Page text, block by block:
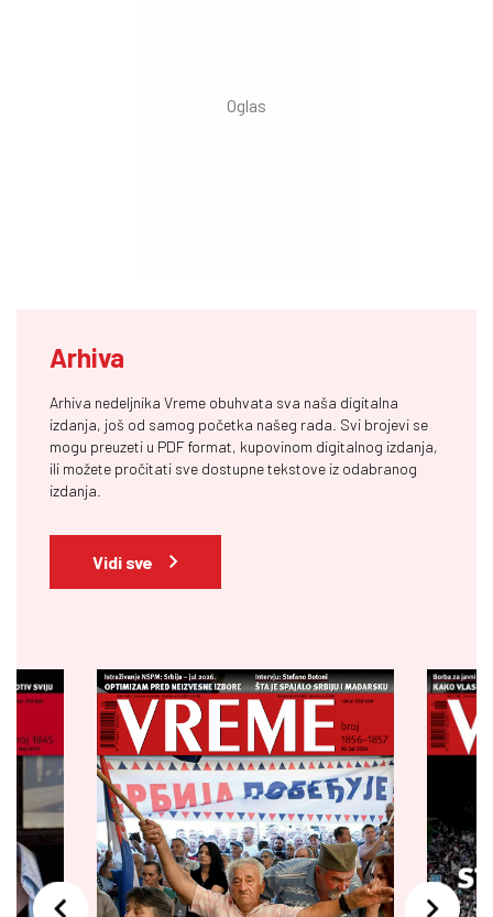
Arhiva
Arhiva nedeljnika Vreme obuhvata sva naša digitalna
izdanja, još od samog početka našeg rada. Svi brojevi se
mogu preuzeti u PDF format, kupovinom digitalnog izdanja,
ili možete pročitati sve dostupne tekstove iz odabranog
izdanja.
Vidi sve